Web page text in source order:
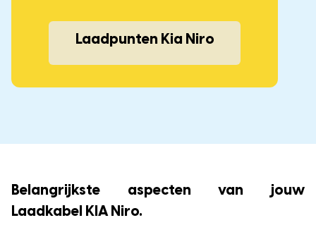
Laadpunten Kia Niro
Belangrijkste aspecten van jouw
Laadkabel KIA Niro.